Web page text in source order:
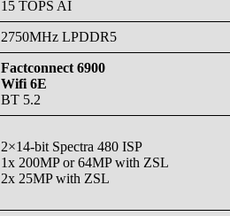
15 TOPS AI
2750MHz LPDDR5
Factconnect 6900
Wifi 6E
BT 5.2
2×14-bit Spectra 480 ISP
1x 200MP or 64MP with ZSL
2x 25MP with ZSL